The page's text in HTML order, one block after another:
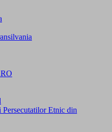
Etnic din